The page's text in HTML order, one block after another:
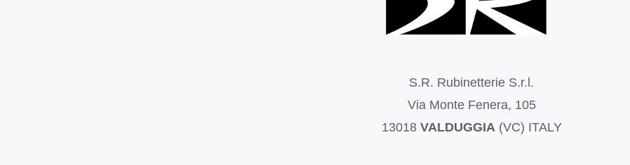
S.R. Rubinetterie S.r.l.
Via Monte Fenera, 105
13018 VALDUGGIA(VC) ITALY